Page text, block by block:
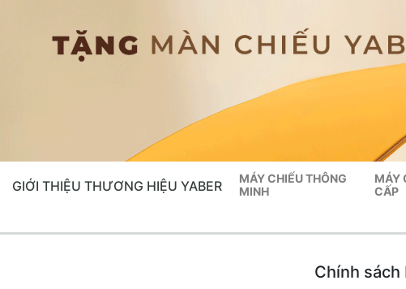
GIỚI THIỆU THƯƠNG HIỆU YABER
MÁY CHIẾU THÔNG
MINH
MÁY
CẤP
Chính sách